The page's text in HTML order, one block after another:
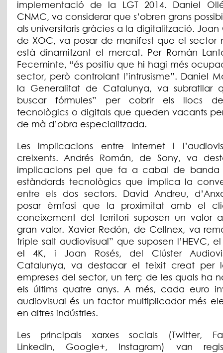
implementació de la LGT 2014. Daniel
CNMC, va considerar que s’obren grans
als universitaris gràcies a la digitalització. Joan
de XOC, va posar de manifest que el sector
està dinamitzant el mercat. Per Román
Feceminte, “és positiu que hi hagi més
sector, però controlant l’intrusisme”. Daniel
la Generalitat de Catalunya, va subratllar
buscar fórmules” per cobrir els llocs
tecnològics o digitals que queden vacants
de mà d’obra especialitzada.
Les implicacions entre Internet i
creixents. Andrés Román, de Sony, va
implicacions pel que fa a cabal de banda
estàndards tecnològics que implica la
entre els dos sectors. David Andreu,
posar èmfasi que la proximitat amb el
coneixement del territori suposen un valor
gran valor. Xavier Redón, de Cellnex, va
triple salt audiovisual” que suposen l’HEVC, el
el 4K, i Joan Rosés, del Clúster
Catalunya, va destacar el teixit creat per
empreses del sector, un terç de les quals ha
els últims quatre anys. A més, cada euro
audiovisual és un factor multiplicador més
en altres indústries.
Les principals xarxes socials (Twitter,
LinkedIn, Google+, Instagram) van